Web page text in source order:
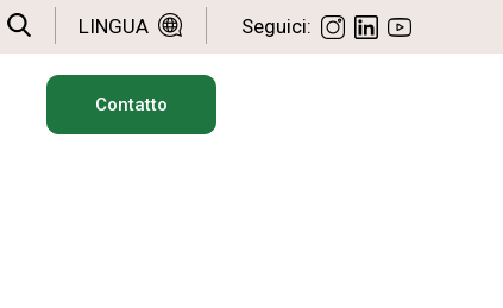
LINGUA Seguici:
Contatto